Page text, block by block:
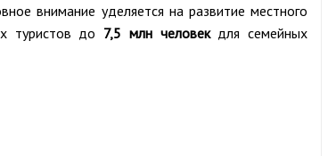
внимание уделяется на развитие местного
туристов до 7,5 млн человекдля семейных